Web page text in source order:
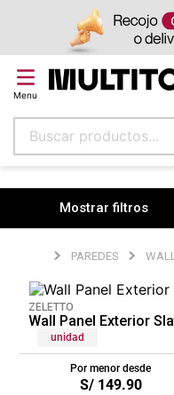
Buscar productos...
PAREDES
ZELETTO
Wall Panel Exterior
unidad
Por menor desde
S/ 149.90
papel tapiz
piso
espuma